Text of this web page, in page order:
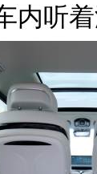
内听